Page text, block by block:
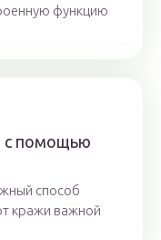
функцию
с помощью
способ
кражи важной